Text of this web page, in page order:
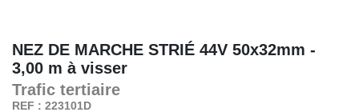
NEZ DE MARCHE STRIÉ 44V 50x32mm -
3,00 m à visser
Trafic tertiaire
REF : 223101D